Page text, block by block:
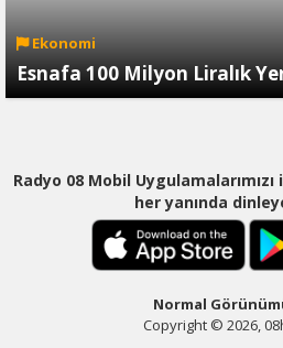
Ekonomi
Esnafa 100 Milyon Liralık
Radyo 08 Mobil
her yanında
Normal
Copyright © 2026,